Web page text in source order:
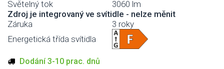
Světelný tok
3060 lm
Zdroj je integrovaný ve svítidle - nelze měnit
Záruka
3 roky
Energetická třída svítidla
Dodání 3-10 prac. dnů